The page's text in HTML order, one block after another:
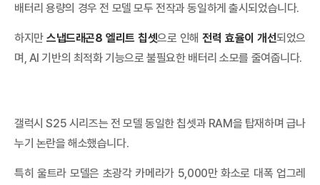
배터리 용량의 경우 전 모델 모두 전작과 동일하게 출시되었습니다.
하지만스냅드래곤8 엘리트 칩셋으로 인해전력 효율이 개선되었으
며, AI 기반의 최적화 기능으로 불필요한 배터리 소모를 줄여줍니다.
갤럭시 S25 시리즈는 전 모델 동일한 칩셋과 RAM을 탑재하며 급나
누기 논란을 해소했습니다.
특히 울트라 모델은 초광각 카메라가 5,000만 화소로 대폭 업그레